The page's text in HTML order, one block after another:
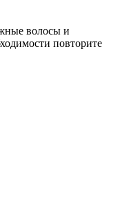
волосы и
повторите